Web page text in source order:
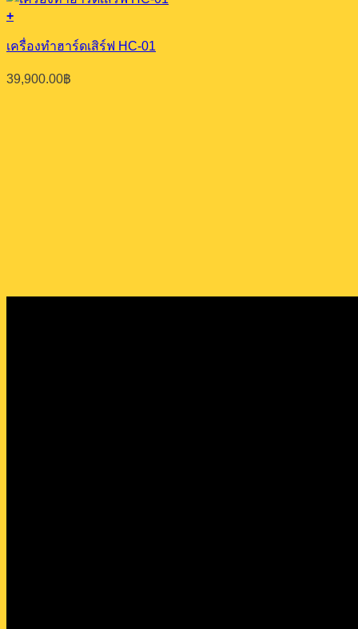
+
เครื่องทำฮาร์ดเสิร์ฟ HC-01
39,900.00฿